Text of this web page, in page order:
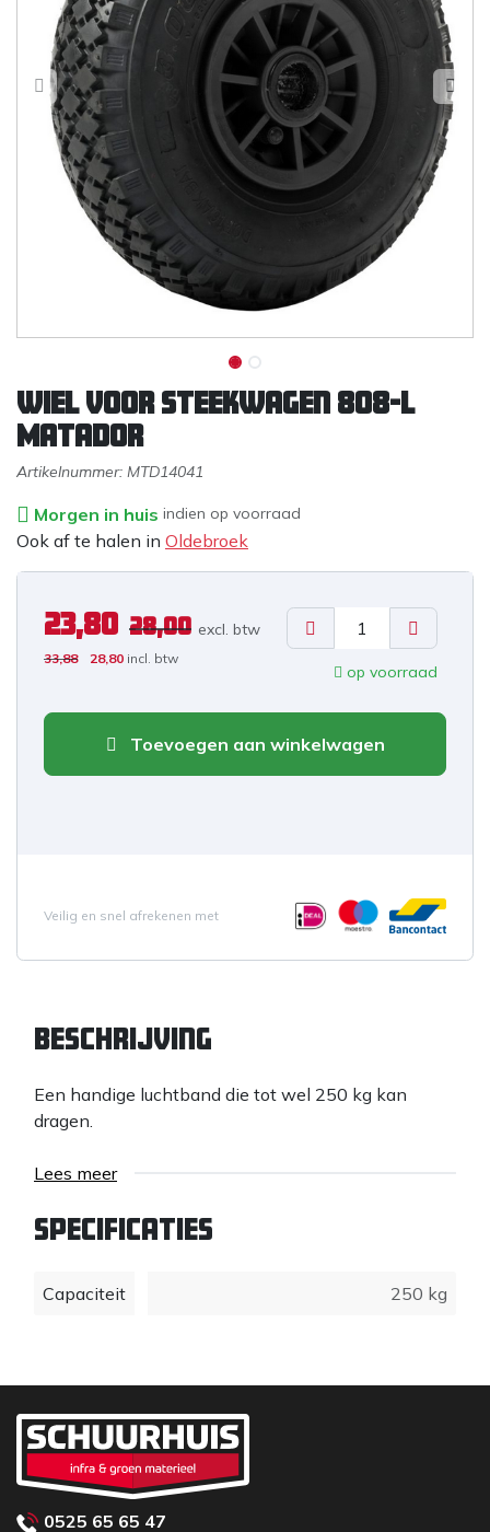
Wiel voor steekwagen 808-L
Matador
Artikelnummer: MTD14041
Morgen in huis indien op voorraad
Ook af te halen in Oldebroek
23,80 28,00 excl. btw
33,88 28,80 incl. btw
op voorraad
Toevoegen aan winkelwagen
Veilig en snel afrekenen met
Beschrijving
Een handige luchtband die tot wel 250 kg kan
dragen.
Lees meer
Specificaties
Capaciteit 250 kg
0525 65 65 47